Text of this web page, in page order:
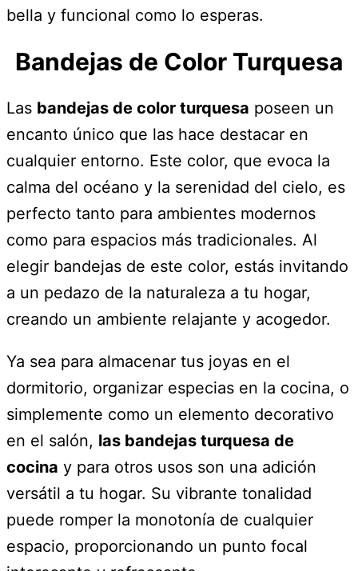
bella y funcional como lo esperas.
Bandejas de Color Turquesa
Las bandejas de color turquesa poseen un
encanto único que las hace destacar en
cualquier entorno. Este color, que evoca la
calma del océano y la serenidad del cielo, es
perfecto tanto para ambientes modernos
como para espacios más tradicionales. Al
elegir bandejas de este color, estás invitando
a un pedazo de la naturaleza a tu hogar,
creando un ambiente relajante y acogedor.
Ya sea para almacenar tus joyas en el
dormitorio, organizar especias en la cocina, o
simplemente como un elemento decorativo
en el salón, las bandejas turquesa de
cocina y para otros usos son una adición
versátil a tu hogar. Su vibrante tonalidad
puede romper la monotonía de cualquier
espacio, proporcionando un punto focal